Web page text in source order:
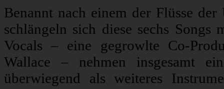
Benannt nach einem der Flüsse
schlängeln sich diese sechs
Vocals – eine gegrowlte Co-
Wallace – nehmen insgesamt
überwiegend als weiteres